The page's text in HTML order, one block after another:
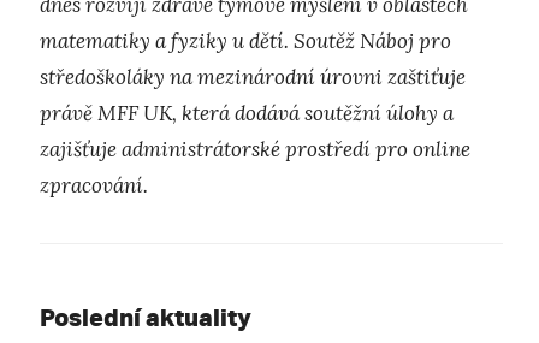
dnes rozvíjí zdravé týmové myšlení v oblastech
matematiky a fyziky u dětí. Soutěž Náboj pro
středoškoláky na mezinárodní úrovni zaštiťuje
právě MFF UK, která dodává soutěžní úlohy a
zajišťuje administrátorské prostředí pro online
zpracování.
Poslední aktuality